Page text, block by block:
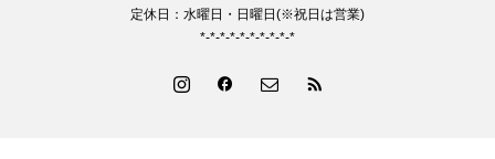
定休日：水曜日・日曜日(※祝日は営業)
*-*-*-*-*-*-*-*-*-*